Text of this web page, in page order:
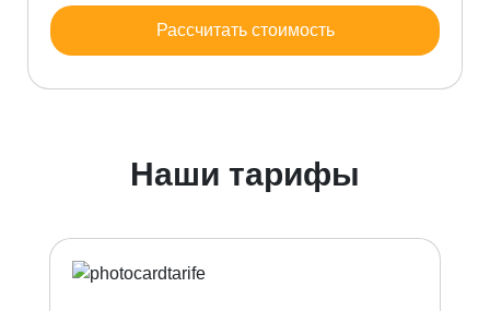
Рассчитать стоимость
Наши тарифы